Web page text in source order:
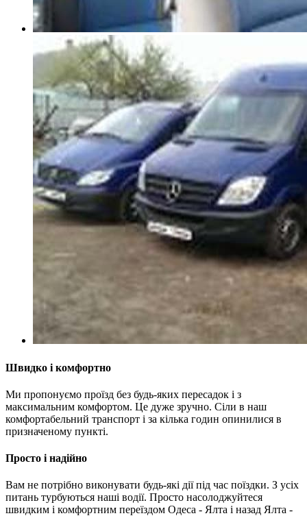
Швидко і комфортно
Ми пропонуємо проїзд без будь-яких пересадок і з
максимальним комфортом. Це дуже зручно. Сіли в наш
комфортабельний транспорт і за кілька годин опинилися в
призначеному пункті.
Просто і надійно
Вам не потрібно виконувати будь-які дії під час поїздки. З усіх
питань турбуються наші водії. Просто насолоджуйтеся
швидким і комфортним переїздом Одеса - Ялта і назад Ялта -